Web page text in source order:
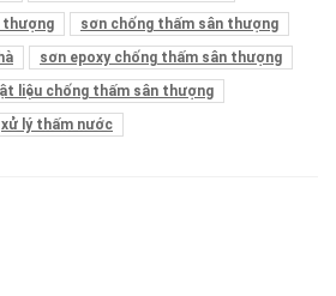
thượng
sơn chống thấm sân thượng
sơn epoxy chống thấm sân thượng
liệu chống thấm sân thượng
xử lý thấm nước